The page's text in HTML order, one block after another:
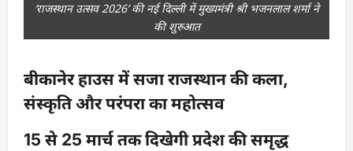
‘राजस्थान उत्सव 2026’ की नई दिल्ली में मुख्यमंत्री श्री भजनलाल शर्मा ने
की शुरुआत
बीकानेर हाउस में सजा राजस्थान की कला,
संस्कृति और परंपरा का महोत्सव
15 से 25 मार्च तक दिखेगी प्रदेश की समृद्ध